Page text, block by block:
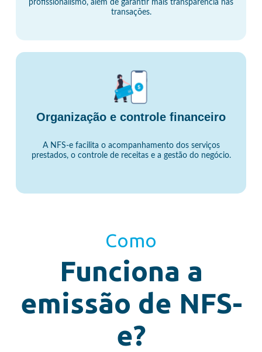
profissionalismo, além de garantir mais transparência nas
transações.
Organização e controle financeiro
A NFS-e facilita o acompanhamento dos serviços
prestados, o controle de receitas e a gestão do negócio.
Como
Funciona a
emissão de NFS-
e?